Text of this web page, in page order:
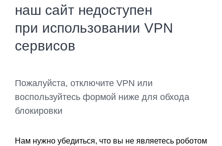
наш сайт недоступен
при использовании VPN
сервисов
Пожалуйста, отключите VPN или
воспользуйтесь формой ниже для обхода
блокировки
Нам нужно убедиться, что вы не являетесь роботом